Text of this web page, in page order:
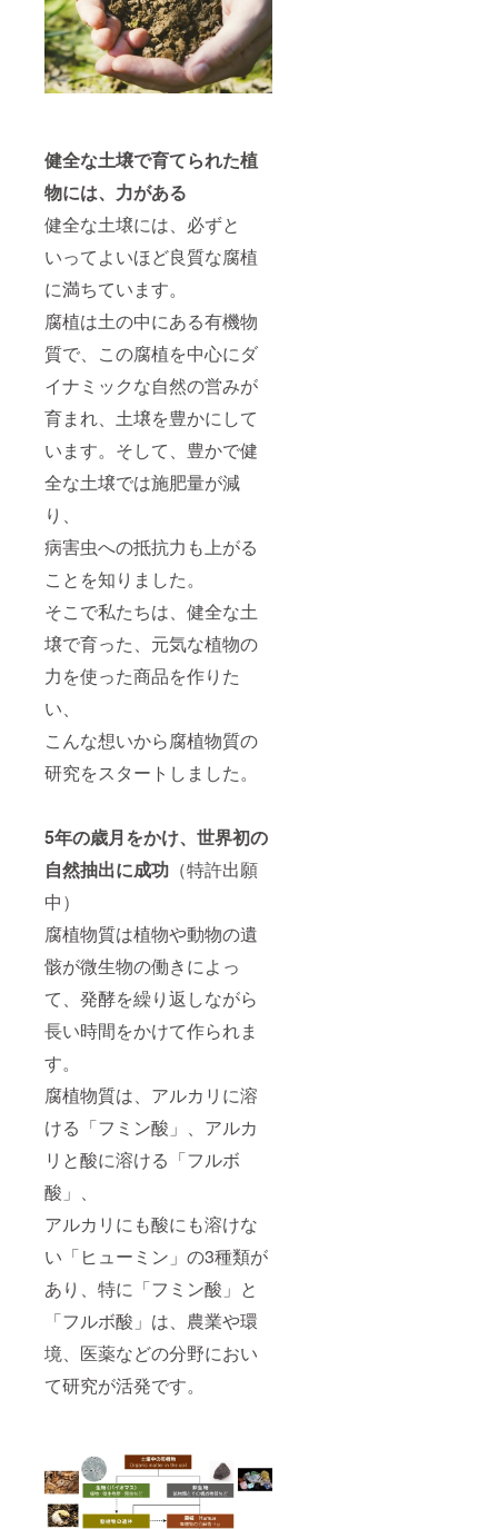
健全な土壌で育てられた植
物には、力がある
健全な土壌には、必ずと
いってよいほど良質な腐植
に満ちています。
腐植は土の中にある有機物
質で、この腐植を中心にダ
イナミックな自然の営みが
育まれ、土壌を豊かにして
います。そして、豊かで健
全な土壌では施肥量が減
り、
病害虫への抵抗力も上がる
ことを知りました。
そこで私たちは、健全な土
壌で育った、元気な植物の
力を使った商品を作りた
い、
こんな想いから腐植物質の
研究をスタートしました。
5年の歳月をかけ、世界初の
自然抽出に成功 （特許出願
中）
腐植物質は植物や動物の遺
骸が微生物の働きによっ
て、発酵を繰り返しながら
長い時間をかけて作られま
す。
腐植物質は、アルカリに溶
ける「フミン酸」、アルカ
リと酸に溶ける「フルボ
酸」、
アルカリにも酸にも溶けな
い「ヒューミン」の3種類が
あり、特に「フミン酸」と
「フルボ酸」は、農業や環
境、医薬などの分野におい
て研究が活発です。